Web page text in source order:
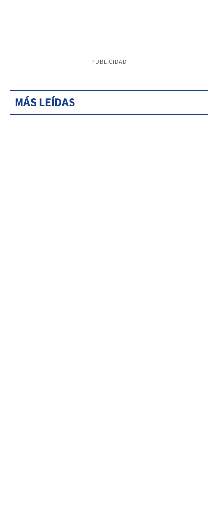
PUBLICIDAD
MÁS LEÍDAS